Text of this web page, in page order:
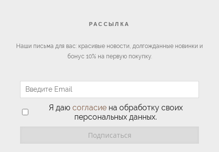
РАССЫЛКА
Наши письма для вас: красивые новости, долгожданные новинки и
бонус 10% на первую покупку.
Я даю согласиена обработку своих
персональных данных.